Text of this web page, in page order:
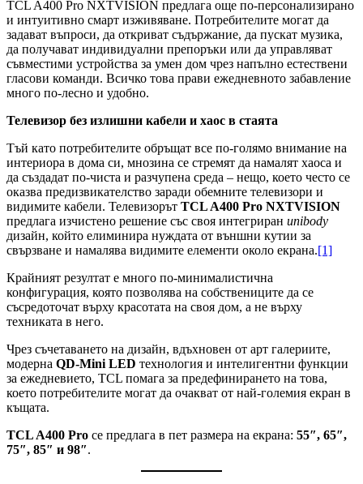
TCL A400 Pro NXTVISION предлага още по-персонализирано
и интуитивно смарт изживяване. Потребителите могат да
задават въпроси, да откриват съдържание, да пускат музика,
да получават индивидуални препоръки или да управляват
съвместими устройства за умен дом чрез напълно естествени
гласови команди. Всичко това прави ежедневното забавление
много по-лесно и удобно.
Телевизор без излишни кабели и хаос в стаята
Тъй като потребителите обръщат все по-голямо внимание на
интериора в дома си, мнозина се стремят да намалят хаоса и
да създадат по-чиста и разчупена среда – нещо, което често се
оказва предизвикателство заради обемните телевизори и
видимите кабели. Телевизорът TCL A400 Pro NXTVISION
предлага изчистено решение със своя интегриран unibody
дизайн, който елиминира нуждата от външни кутии за
свързване и намалява видимите елементи около екрана.[1]
Крайният резултат е много по-минималистична
конфигурация, която позволява на собствениците да се
съсредоточат върху красотата на своя дом, а не върху
техниката в него.
Чрез съчетаването на дизайн, вдъхновен от арт галериите,
модерна QD-Mini LED технология и интелигентни функции
за ежедневието, TCL помага за предефинирането на това,
което потребителите могат да очакват от най-големия екран в
къщата.
TCL A400 Pro се предлага в пет размера на екрана: 55″, 65″,
75″, 85″ и 98″.